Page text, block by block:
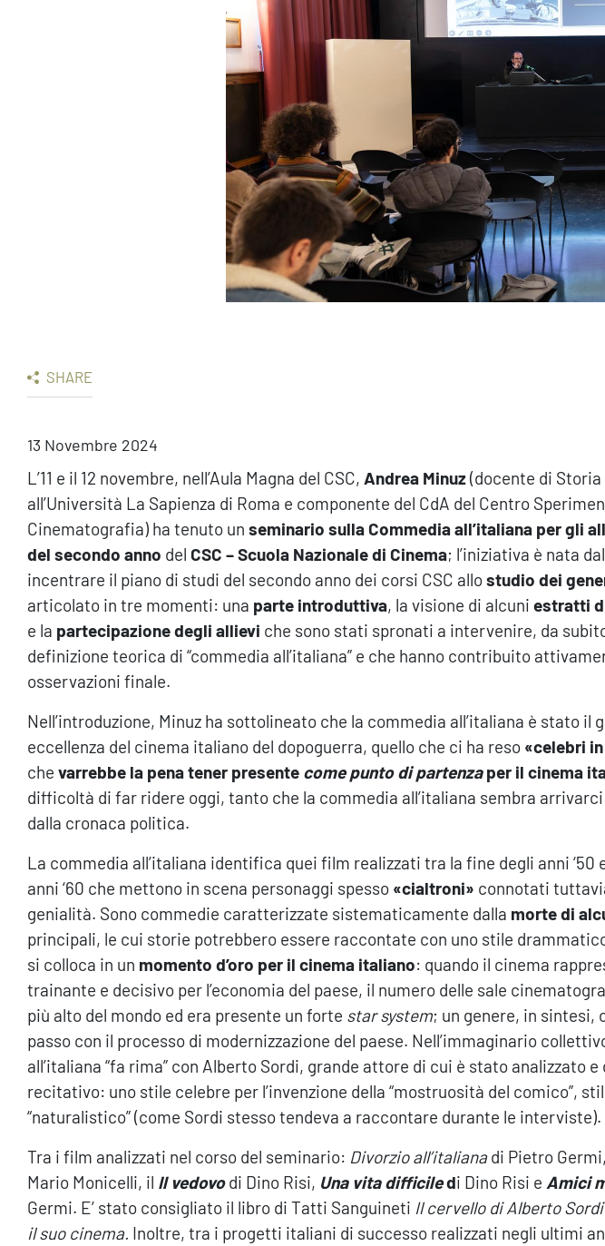
SHARE
13 Novembre 2024
L’11 e il 12 novembre, nell’Aula Magna del CSC, Andrea Minuz(docente di Storia
all’Università La Sapienza di Roma e componente del CdA del Centro
Cinematografia) ha tenuto un seminario sulla Commedia all’italiana per gli
del secondo anno del CSC – Scuola Nazionale di Cinema; l’iniziativa è nata
incentrare il piano di studi del secondo anno dei corsi CSC allostudio dei
articolato in tre momenti: una parte introduttiva, la visione di alcuni estratti
e la partecipazione degli allievi che sono stati spronati a intervenire, da
definizione teorica di “commedia all’italiana” e che hanno contribuito
osservazioni finale.
Nell’introduzione, Minuz ha sottolineato che la commedia all’italiana è stato il
eccellenza del cinema italiano del dopoguerra, quello che ci ha reso «celebri
che varrebbe la pena tener presente come punto di partenzaper il cinema
difficoltà di far ridere oggi, tanto che la commedia all’italiana sembra
dalla cronaca politica.
La commedia all’italiana identifica quei film realizzati tra la fine degli anni ‘50
anni ‘60 che mettono in scena personaggi spesso «cialtroni» connotati
genialità. Sono commedie caratterizzate sistematicamente dalla morte di
principali, le cui storie potrebbero essere raccontate con uno stile
si colloca in un momento d’oro per il cinema italiano: quando il cinema
trainante e decisivo per l’economia del paese, il numero delle sale
più alto del mondo ed era presente un forte star system; un genere, in sintesi,
passo con il processo di modernizzazione del paese. Nell’immaginario
all’italiana “fa rima” con Alberto Sordi, grande attore di cui è stato analizzato
recitativo: uno stile celebre per l’invenzione della “mostruosità del comico”,
“naturalistico” (come Sordi stesso tendeva a raccontare durante le interviste).
Tra i film analizzati nel corso del seminario: Divorzio all’italianadi Pietro Germi,
Mario Monicelli, il Il vedovo di Dino Risi, Una vita difficiledi Dino Risi e Amici
Germi. E’ stato consigliato il libro di Tatti Sanguineti Il cervello di Alberto
il suo cinema. Inoltre, tra i progetti italiani di successo realizzati negli ultimi